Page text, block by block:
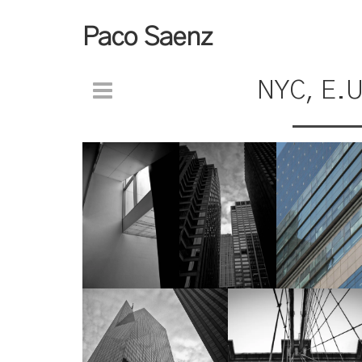
Paco Saenz
NYC,
ƒ/11
18 mm